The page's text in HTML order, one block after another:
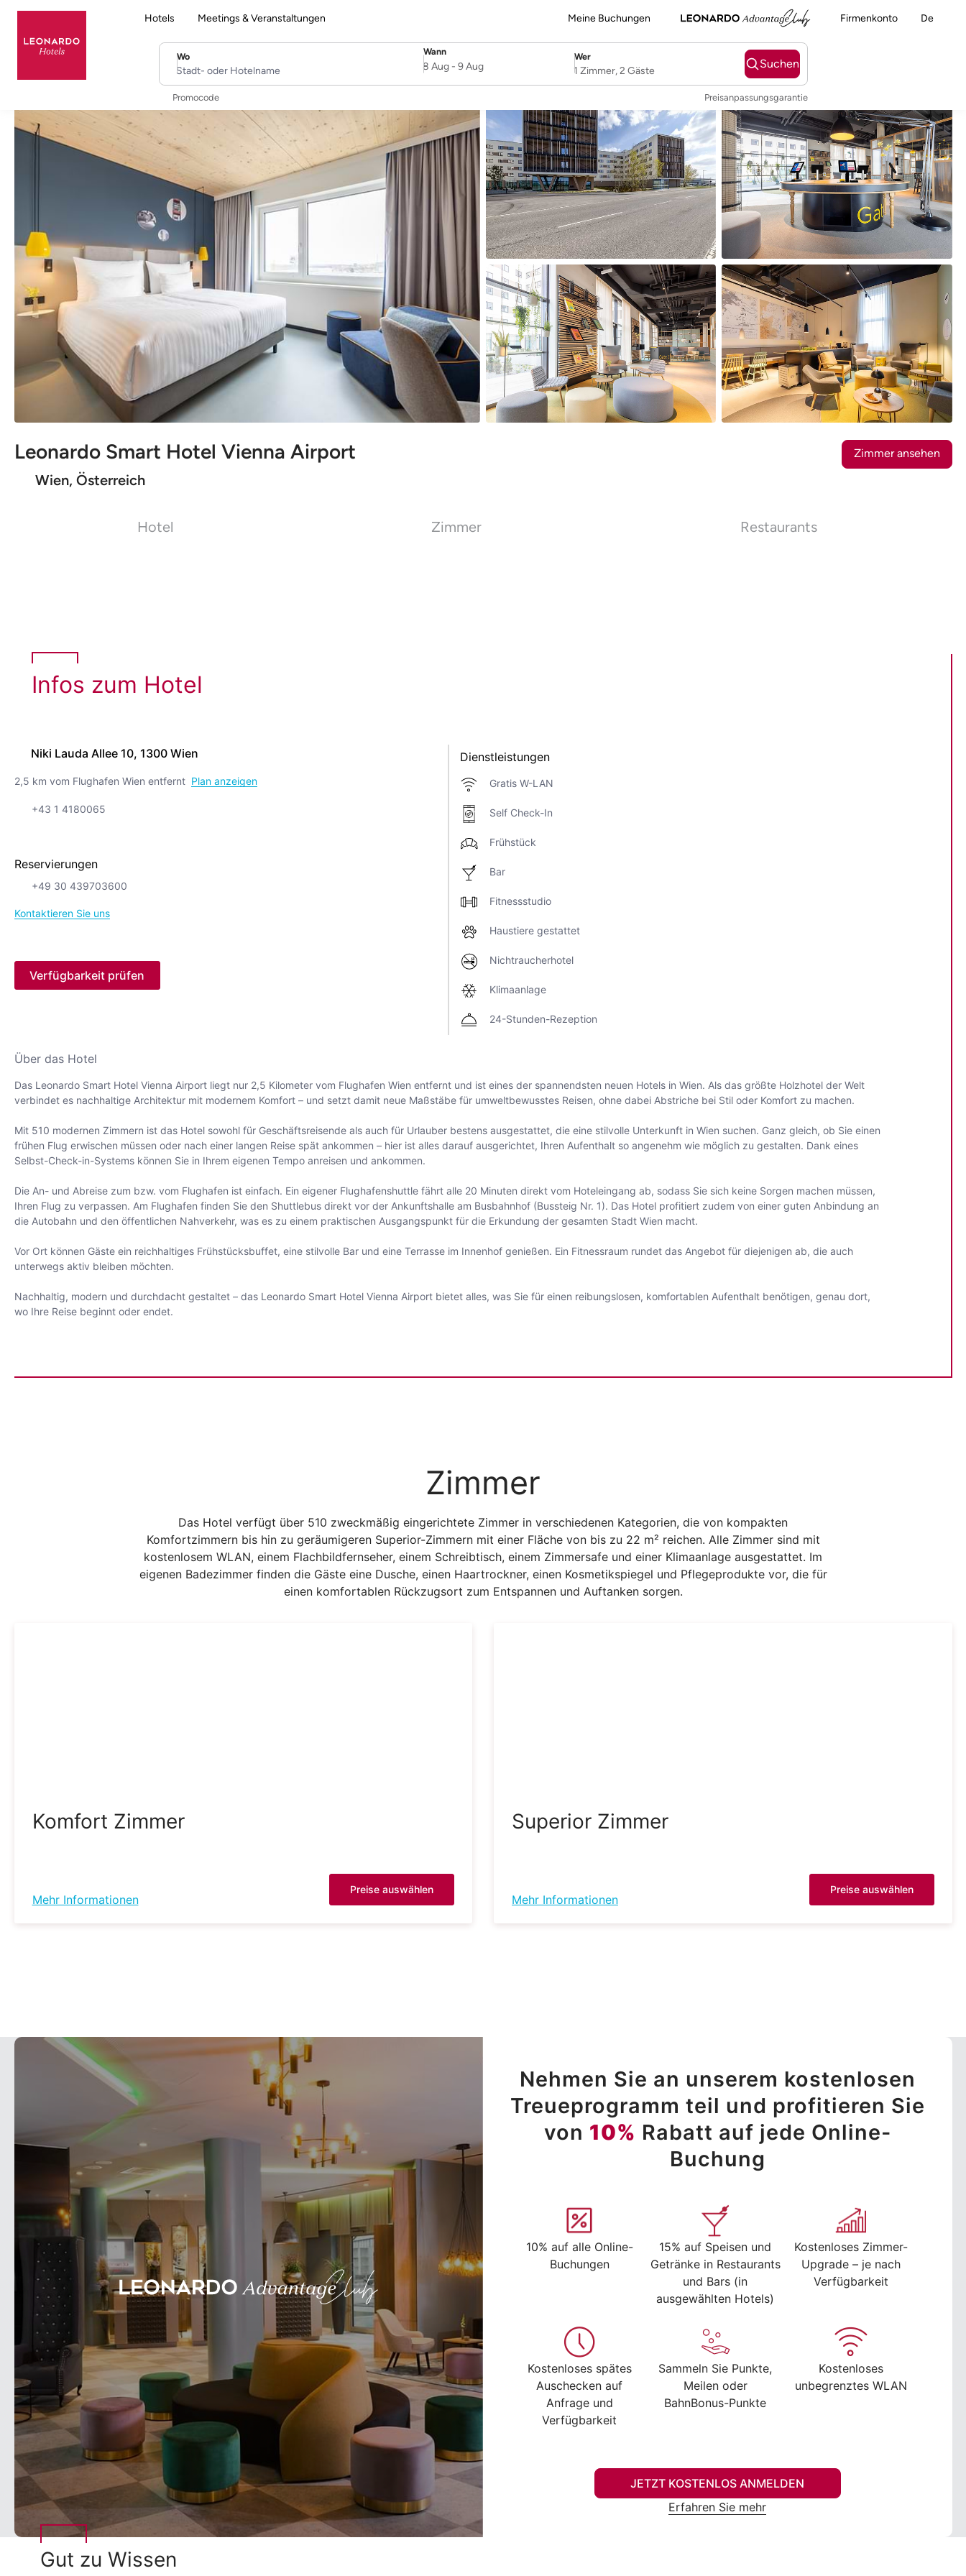
Hotels Meetings & Veranstaltungen Meine Buchungen Firmenkonto De
Leonardo Smart Hotel Vienna Airport
Wien, Österreich
Zimmer ansehen
Wo
Stadt- oder Hotelname
Wann
SelectDate
8 Aug- 9 Aug
Wer
Username
1 Zimmer, 2 Gäste
Suchen
Promocode Preisanpassungsgarantie
Hotel Zimmer Restaurants
Infos zum Hotel
Niki Lauda Allee 10, 1300 Wien
2,5 km vom Flughafen Wien entfernt Plan anzeigen
+43 1 4180065
Reservierungen
+49 30 439703600
Kontaktieren Sie uns
Verfügbarkeit prüfen
Dienstleistungen
Gratis W-LAN
Self Check-In
Frühstück
Bar
Fitnessstudio
Haustiere gestattet
Nichtraucherhotel
Klimaanlage
24-Stunden-Rezeption
Über das Hotel
Das Leonardo Smart Hotel Vienna Airport liegt nur 2,5 Kilometer vom Flughafen Wien entfernt und ist eines der spannendsten neuen Hotels in Wien. Als das größte Holzhotel der Welt
verbindet es nachhaltige Architektur mit modernem Komfort – und setzt damit neue Maßstäbe für umweltbewusstes Reisen, ohne dabei Abstriche bei Stil oder Komfort zu machen.
Mit 510 modernen Zimmern ist das Hotel sowohl für Geschäftsreisende als auch für Urlauber bestens ausgestattet, die eine stilvolle Unterkunft in Wien suchen. Ganz gleich, ob Sie einen
frühen Flug erwischen müssen oder nach einer langen Reise spät ankommen – hier ist alles darauf ausgerichtet, Ihren Aufenthalt so angenehm wie möglich zu gestalten. Dank eines
Selbst-Check-in-Systems können Sie in Ihrem eigenen Tempo anreisen und ankommen.
Die An- und Abreise zum bzw. vom Flughafen ist einfach. Ein eigener Flughafenshuttle fährt alle 20 Minuten direkt vom Hoteleingang ab, sodass Sie sich keine Sorgen machen müssen,
Ihren Flug zu verpassen. Am Flughafen finden Sie den Shuttlebus direkt vor der Ankunftshalle am Busbahnhof (Bussteig Nr. 1). Das Hotel profitiert zudem von einer guten Anbindung an
die Autobahn und den öffentlichen Nahverkehr, was es zu einem praktischen Ausgangspunkt für die Erkundung der gesamten Stadt Wien macht.
Vor Ort können Gäste ein reichhaltiges Frühstücksbuffet, eine stilvolle Bar und eine Terrasse im Innenhof genießen. Ein Fitnessraum rundet das Angebot für diejenigen ab, die auch
unterwegs aktiv bleiben möchten.
Nachhaltig, modern und durchdacht gestaltet – das Leonardo Smart Hotel Vienna Airport bietet alles, was Sie für einen reibungslosen, komfortablen Aufenthalt benötigen, genau dort,
wo Ihre Reise beginnt oder endet.
Zimmer
Das Hotel verfügt über 510 zweckmäßig eingerichtete Zimmer in verschiedenen Kategorien, die von kompakten
Komfortzimmern bis hin zu geräumigeren Superior-Zimmern mit einer Fläche von bis zu 22 m² reichen. Alle Zimmer sind mit
kostenlosem WLAN, einem Flachbildfernseher, einem Schreibtisch, einem Zimmersafe und einer Klimaanlage ausgestattet. Im
eigenen Badezimmer finden die Gäste eine Dusche, einen Haartrockner, einen Kosmetikspiegel und Pflegeprodukte vor, die für
einen komfortablen Rückzugsort zum Entspannen und Auftanken sorgen.
Komfort Zimmer
Mehr Informationen
Preise auswählen
Superior Zimmer
Mehr Informationen
Preise auswählen
Nehmen Sie an unserem kostenlosen
Treueprogramm teil und profitieren Sie
von 10% Rabatt auf jede Online-
Buchung
10% auf alle Online-
Buchungen
15% auf Speisen und
Getränke in Restaurants
und Bars (in
ausgewählten Hotels)
Kostenloses Zimmer-
Upgrade – je nach
Verfügbarkeit
Kostenloses spätes
Auschecken auf
Anfrage und
Verfügbarkeit
Sammeln Sie Punkte,
Meilen oder
BahnBonus-Punkte
Kostenloses
unbegrenztes WLAN
JETZT KOSTENLOS ANMELDEN
Erfahren Sie mehr
Gut zu Wissen